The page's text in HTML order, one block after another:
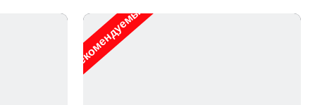
Рекомендуемые